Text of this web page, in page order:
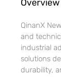
Overview
QinanX
and
industrial
solutions
durability,